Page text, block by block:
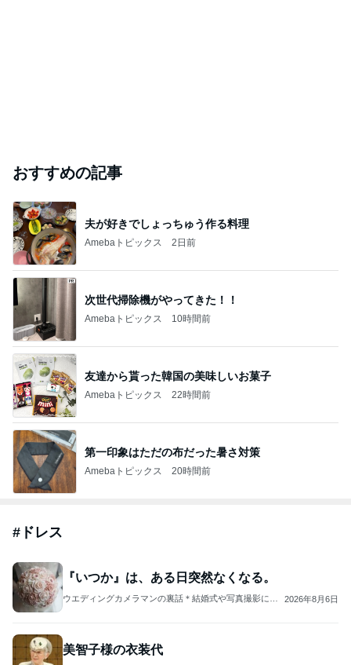
おすすめの記事
夫が好きでしょっちゅう作る料理
Amebaトピックス 2日前
次世代掃除機がやってきた！！
Amebaトピックス 10時間前
友達から貰った韓国の美味しいお菓子
Amebaトピックス 22時間前
第一印象はただの布だった暑さ対策
Amebaトピックス 20時間前
# ドレス
『いつか』は、ある日突然なくなる。
ウエディングカメラマンの裏話＊結婚式や写真撮影にま
2026年8月6日
美智子様の衣装代